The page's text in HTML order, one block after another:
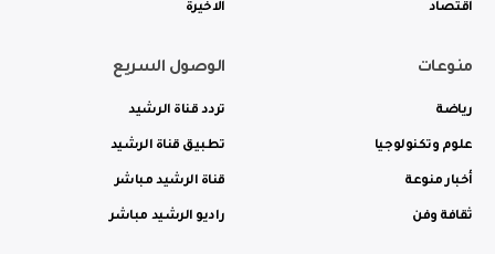
أقتصاد الاخيرة
منوعات
رياضة
علوم وتكنولوجيا
أخبار منوعة
ثقافة وفن
الوصول السريع
تردد قناة الرشيد
تطبيق قناة الرشيد
قناة الرشيد مباشر
راديو الرشيد مباشر